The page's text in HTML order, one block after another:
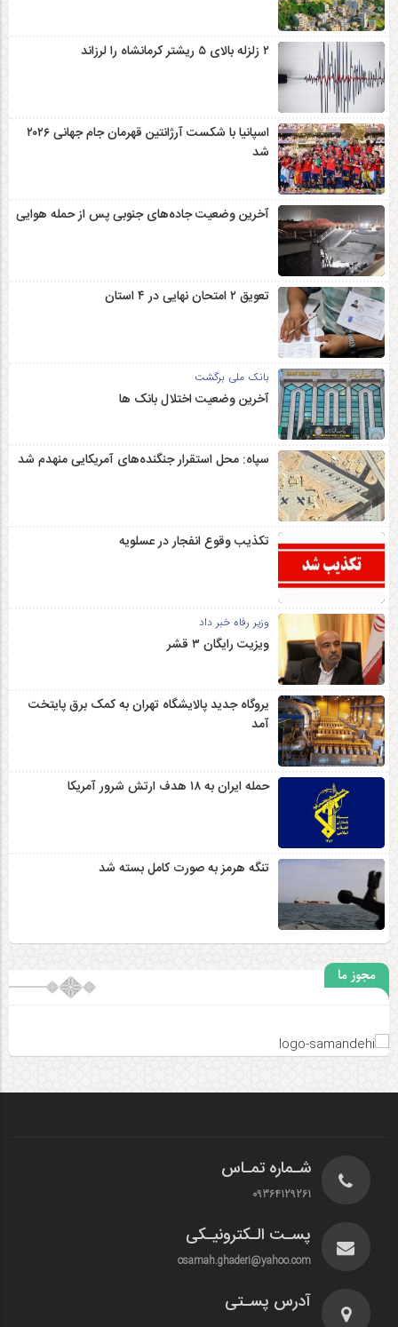
۲ زلزله‌ بالای ۵ ریشتر کرمانشاه را لرزاند
اسپانیا با شکست آرژانتین قهرمان جام جهانی ۲۰۲۶
شد
آخرین وضعیت جاده‌های جنوبی پس از حمله هوایی
تعویق ۲ امتحان نهایی در ۴ استان
بانک ملی برگشت
آخرین وضعیت اختلال بانک ها
سپاه: محل استقرار جنگنده‌های آمریکایی منهدم شد
تکذیب وقوع انفجار در عسلویه
وزیر رفاه خبر داد
ویزیت رایگان ۳ قشر
یروگاه جدید پالایشگاه تهران به کمک برق پایتخت
آمد
حمله ایران به ۱۸ هدف ارتش شرور آمریکا
تنگه هرمز به صورت کامل بسته شد
مجوز ما
شـماره تمـاس
09364129261
پسـت الـکترونیـکی
osamah.ghaderi@yahoo.com
آدرس پسـتی